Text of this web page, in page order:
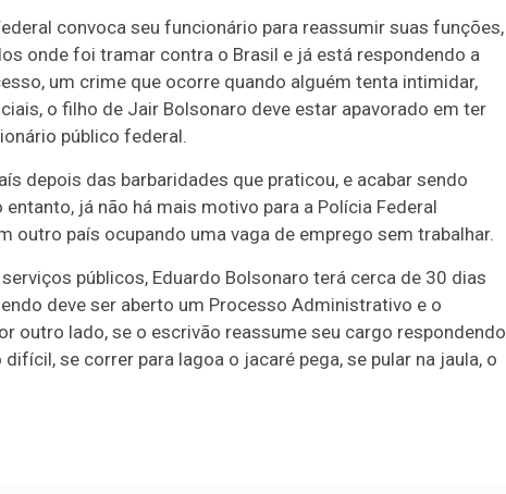
convoca seu funcionário para reassumir suas funções,
onde foi tramar contra o Brasil e já está respondendo a
um crime que ocorre quando alguém tenta intimidar,
o filho de Jair Bolsonaro deve estar apavorado em ter
público federal.
depois das barbaridades que praticou, e acabar sendo
já não há mais motivo para a Polícia Federal
outro país ocupando uma vaga de emprego sem trabalhar.
públicos, Eduardo Bolsonaro terá cerca de 30 dias
deve ser aberto um Processo Administrativo e o
outro lado, se o escrivão reassume seu cargo respondendo
se correr para lagoa o jacaré pega, se pular na jaula, o